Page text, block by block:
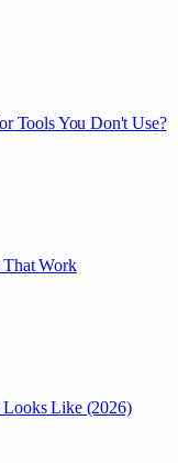
Tools You Don't Use?
That Work
Looks Like (2026)